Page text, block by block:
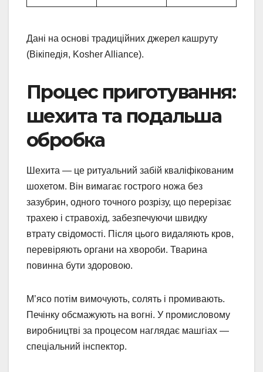
Дані на основі традиційних джерел кашруту
(Вікіпедія, Kosher Alliance).
Процес приготування:
шехита та подальша
обробка
Шехита — це ритуальний забій кваліфікованим
шохетом. Він вимагає гострого ножа без
зазубрин, одного точного розрізу, що перерізає
трахею і стравохід, забезпечуючи швидку
втрату свідомості. Після цього видаляють кров,
перевіряють органи на хвороби. Тварина
повинна бути здоровою.
М’ясо потім вимочують, солять і промивають.
Печінку обсмажують на вогні. У промисловому
виробництві за процесом наглядає машгіах —
спеціальний інспектор.